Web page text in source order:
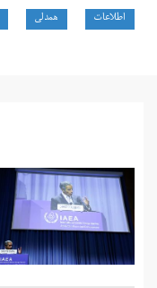
اطلاعات
همدلی